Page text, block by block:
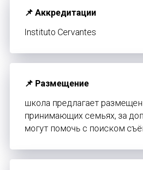
📌 Аккредитации
Instituto Cervantes
📌 Размещение
школа предлагает
принимающих семьях, за
могут помочь с поиском